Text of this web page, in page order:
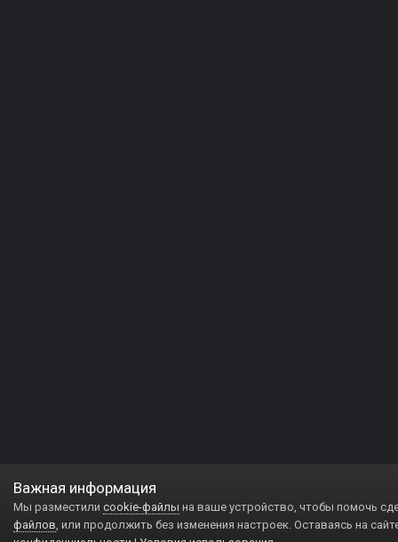
Важная информация
Мы разместили cookie-файлы на ваше устройство, чтобы помочь
файлов, или продолжить без изменения настроек. Оставаясь на